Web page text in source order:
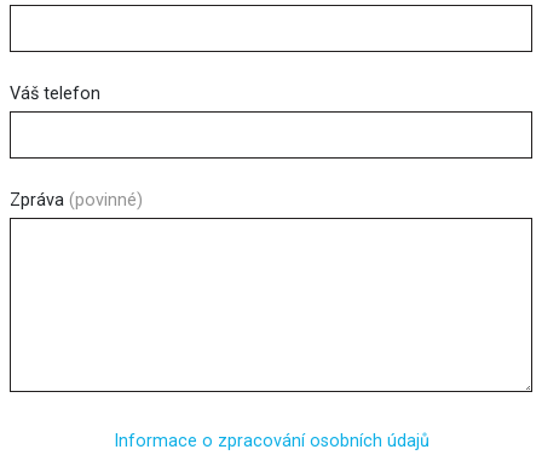
Váš telefon
Zpráva (povinné)
Informace o zpracování osobních údajů